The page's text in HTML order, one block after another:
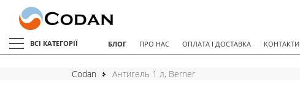
ВСІ КАТЕГОРІЇ БЛОГ ПРО НАС ОПЛАТА І ДОСТАВКА КОНТАКТИ
Codan Антигель 1 л, Berner